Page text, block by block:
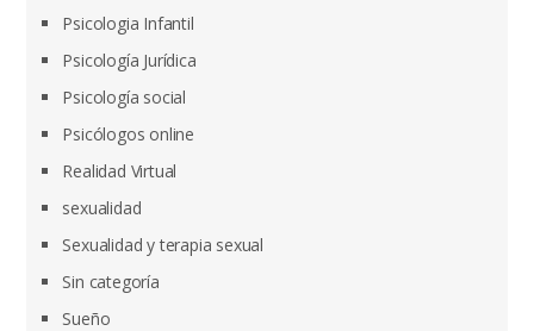
Psicologia Infantil
Psicología Jurídica
Psicología social
Psicólogos online
Realidad Virtual
sexualidad
Sexualidad y terapia sexual
Sin categoría
Sueño